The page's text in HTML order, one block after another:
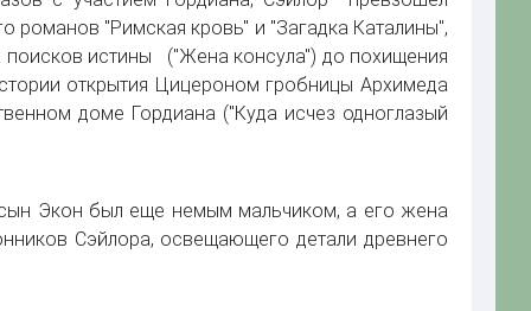
романов "Римская кровь" и "Загадка Каталины",
поисков истины ("Жена консула") до похищения
открытия Цицероном гробницы Архимеда
доме Гордиана ("Куда исчез одноглазый
Экон был еще немым мальчиком, а его жена
Сэйлора, освещающего детали древнего